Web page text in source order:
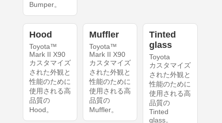
Bumper。
Hood
Toyota™
Mark II X90
カスタマイズ
された外観と
性能のために
使用される高
品質の
Hood。
Muffler
Toyota™
Mark II X90
カスタマイズ
された外観と
性能のために
使用される高
品質の
Muffler。
Tinted
glass
Toyota
カスタマイズ
された外観と
性能のために
使用される高
品質の
Tinted
glass。